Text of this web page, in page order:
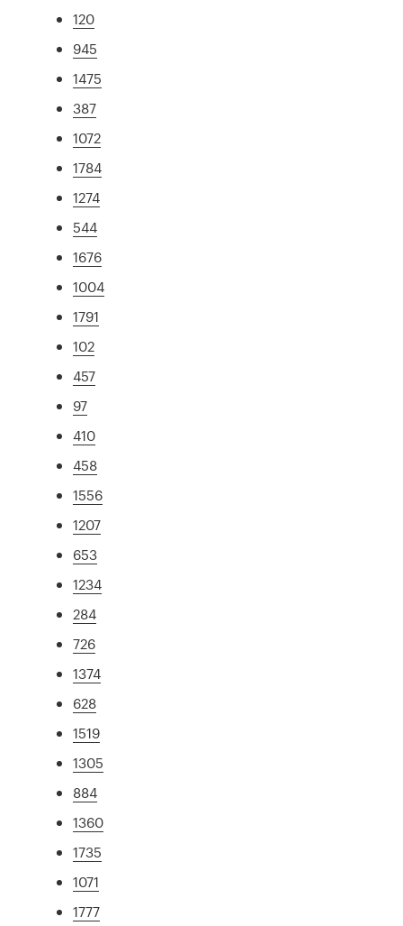
120
945
1475
387
1072
1784
1274
544
1676
1004
1791
102
457
97
410
458
1556
1207
653
1234
284
726
1374
628
1519
1305
884
1360
1735
1071
1777